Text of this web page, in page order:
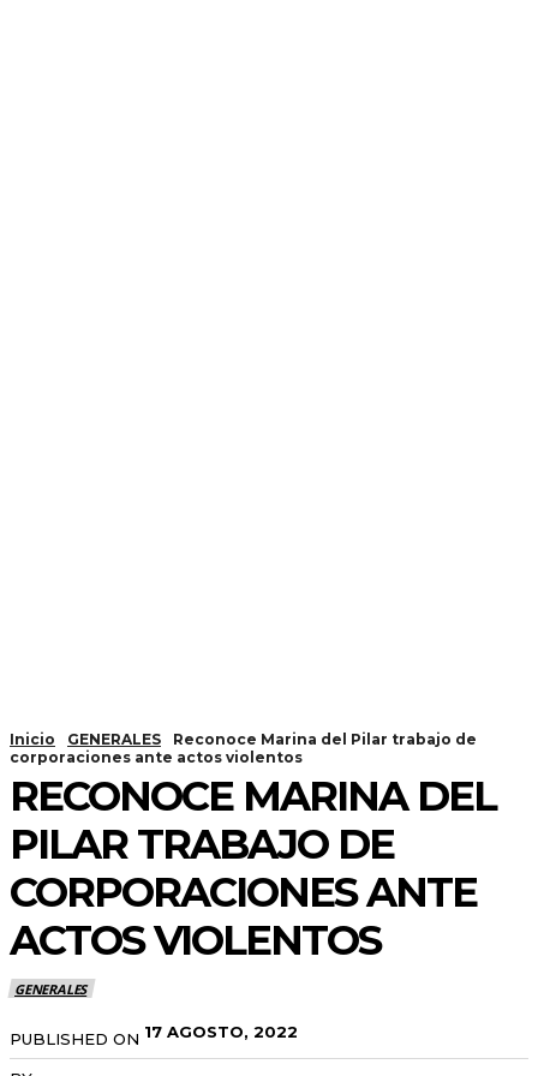
Inicio GENERALES
Reconoce Marina del Pilar trabajo de
corporaciones ante actos violentos
RECONOCE MARINA DEL
PILAR TRABAJO DE
CORPORACIONES ANTE
ACTOS VIOLENTOS
GENERALES
PUBLISHED ON 17 AGOSTO, 2022